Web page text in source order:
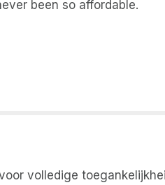
been so affordable.
volledige